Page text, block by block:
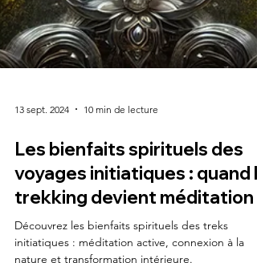
13 sept. 2024 10 min de lecture
Les bienfaits spirituels des
voyages initiatiques : quand le